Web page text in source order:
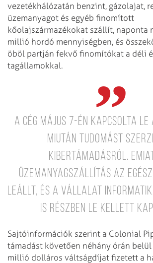
vezetékhálózatán benzint, gázolajat,
üzemanyagot és egyéb finomított
kőolajszármazékokat szállít, naponta
millió hordó mennyiségben, és
öböl partján fekvő finomítókat a déli
tagállamokkal.
A cég május 7-én kapcsolta
miután tudomást
kibertámadásról.
üzemanyagszállítás az
leállt, és a vállalat
is részben le kellett
Sajtóinformációk szerint a Colonial
támadást követően néhány órán belül
millió dolláros váltságdíjat fizetett a